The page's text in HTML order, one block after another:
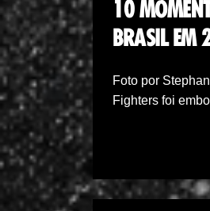
10
BRASIL EM
Foto por
Fighters foi